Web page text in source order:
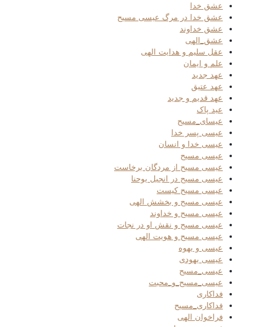
عشق خدا
عشق خدا در مرگ عیسی مسیح
عشق خداوند
عشق_الهی
عقل سلیم و هدایت الهی
علم و ایمان
عهد جدید
عهد عتیق
عهد قدیم و جدید
عید پاک
عیسای_مسیح
عیسی پسر خدا
عیسی خدا و انسان
عیسی مسیح
عیسی مسیح از مردگان برخاست
عیسی مسیح در انجیل یوحنا
عیسی مسیح کیست
عیسی مسیح و بخشش الهی
عیسی مسیح و خداوند
عیسی مسیح و نقش او در نجات
عیسی مسیح و هویت الهی
عیسی و یهوه
عیسی یهودی
عیسی_مسیح
عیسی_مسیح_و_محبت
فداکاری
فداکاری_مسیح
فراخوان الهی